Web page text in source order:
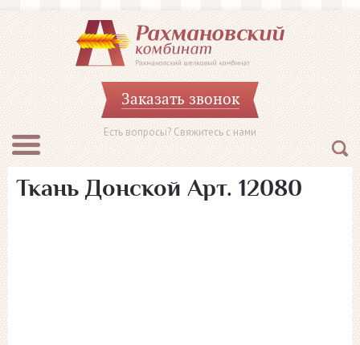
Заказать звонок
Есть вопросы? Свяжитесь с нами
Ткань Донской Арт. 12080